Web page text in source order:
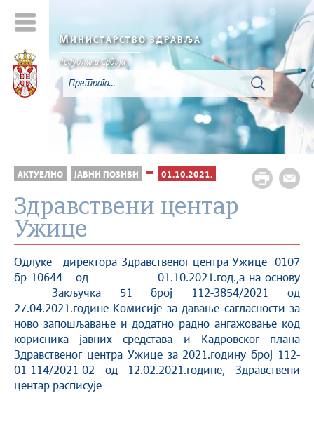
МИНИСТАРСТВО ЗДРАВЉА
Република Србија
АКТУЕЛНО ЈАВНИ ПОЗИВИ 01.10.2021.
Здравствени центар
Ужице
Одлуке директора Здравственог центра Ужице 0107
бр 10644 од 01.10.2021.год.,а на основу
Закључка 51 број 112-3854/2021 од
27.04.2021.године Комисије за давање сагласности за
ново запошљавање и додатно радно ангажовање код
корисника јавних средстава и Кадровског плана
Здравственог центра Ужице за 2021.годину број 112-
01-114/2021-02 од 12.02.2021.године, Здравствени
центар расписује